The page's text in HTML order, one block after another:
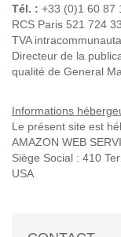
Tél. : +33 (0)1 60 87
RCS Paris 521 724
TVA
Directeur de la
qualité de General
Informations
Le présent site est
AMAZON WEB
Siège Social : 410
USA